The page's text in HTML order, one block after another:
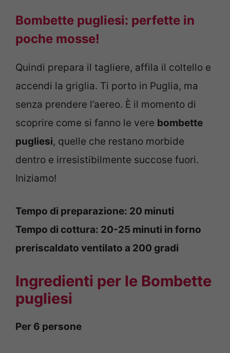
Bombette pugliesi: perfette in
poche mosse!
Quindi prepara il tagliere, affila il coltello e
accendi la griglia. Ti porto in Puglia, ma
senza prendere l’aereo. È il momento di
scoprire come si fanno le vere bombette
pugliesi, quelle che restano morbide
dentro e irresistibilmente succose fuori.
Iniziamo!
Tempo di preparazione: 20 minuti
Tempo di cottura: 20-25 minuti in forno
preriscaldato ventilato a 200 gradi
Ingredienti per le Bombette
pugliesi
Per 6 persone